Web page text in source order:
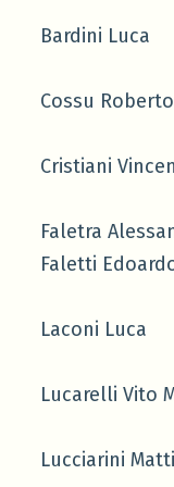
Bardini Luca
Cossu Roberto
Cristiani
Faletra
Faletti
Laconi Luca
Lucarelli Vito
Lucciarini